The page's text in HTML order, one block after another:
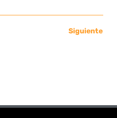
Siguiente